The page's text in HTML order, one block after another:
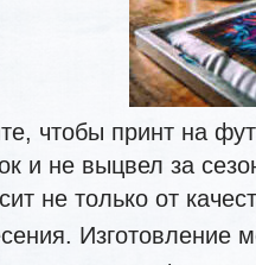
чтобы принт на
и не выцвел за
не только от
Изготовление